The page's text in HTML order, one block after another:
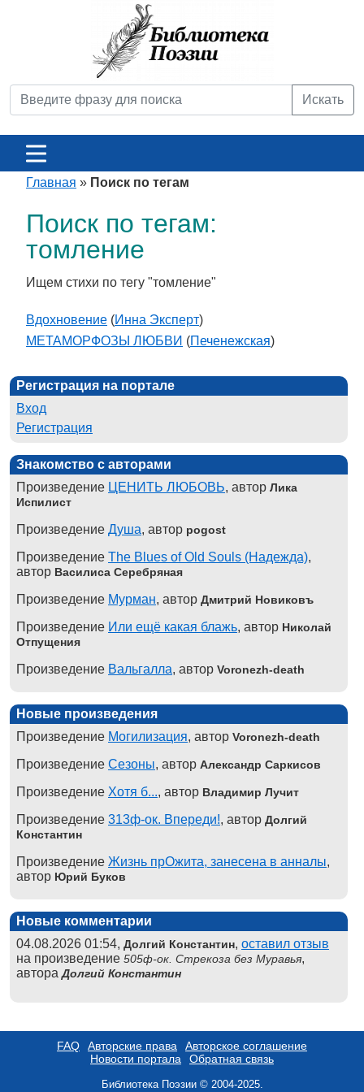
Искать
Главная » Поиск по тегам
Поиск по тегам:
томление
Ищем стихи по тегу "томление"
Вдохновение (Инна Эксперт)
МЕТАМОРФОЗЫ ЛЮБВИ (Печенежская)
Регистрация на портале
Вход
Регистрация
Знакомство с авторами
Произведение ЦЕНИТЬ ЛЮБОВЬ, автор Лика
Испилист
Произведение Душа, автор pogost
Произведение The Blues of Old Souls (Надежда),
автор Василиса Серебряная
Произведение Мурман, автор Дмитрий Новиковъ
Произведение Или ещё какая блажь, автор Николай
Отпущения
Произведение Вальгалла, автор Voronezh-death
Новые произведения
Произведение Могилизация, автор Voronezh-death
Произведение Сезоны, автор Александр Саркисов
Произведение Хотя б..., автор Владимир Лучит
Произведение 313ф-ок. Впереди!, автор Долгий
Константин
Произведение Жизнь прОжита, занесена в анналы,
автор Юрий Буков
Новые комментарии
04.08.2026 01:54, Долгий Константин, оставил отзыв
на произведение 505ф-ок. Стрекоза без Муравья,
автораДолгий Константин
FAQ Авторские права
Авторское соглашение
Новости портала
Обратная связь
Библиотека Поэзии © 2004-2025.